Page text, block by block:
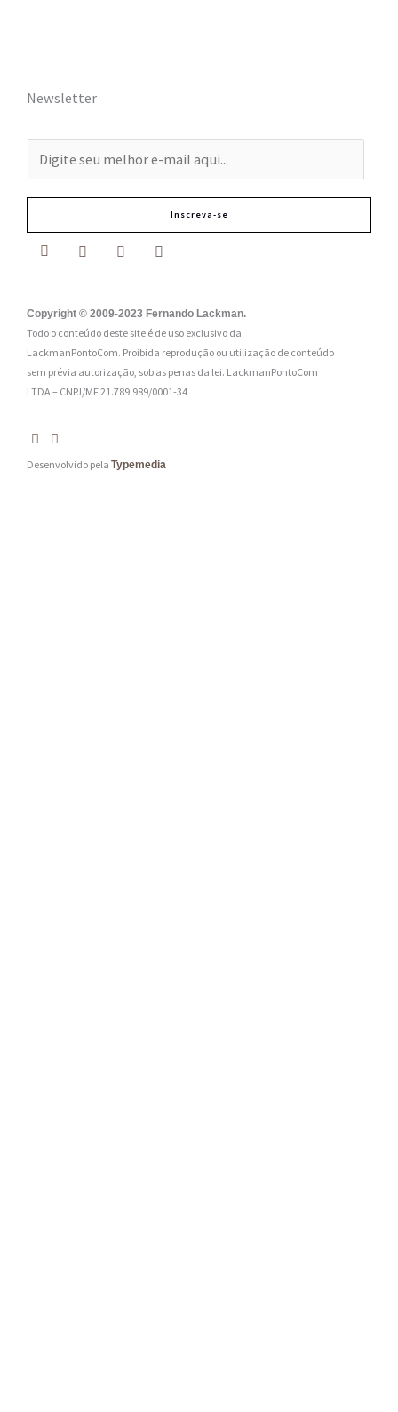
Newsletter
-
a
:
*
Inscreva-se
Copyright © 2009-2023 Fernando Lackman.
Todo o conteúdo deste site é de uso exclusivo da
LackmanPontoCom. Proibida reprodução ou utilização de conteúdo
sem prévia autorização, sob as penas da lei. LackmanPontoCom
LTDA – CNPJ/MF 21.789.989/0001-34
Desenvolvido pela Typemedia